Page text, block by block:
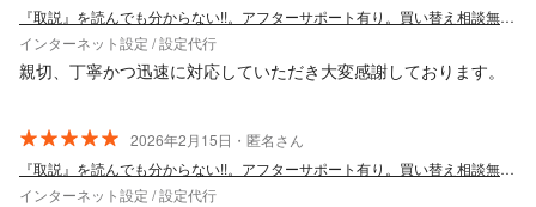
『取説』を読んでも分からない!!。アフターサポート有り。買い替え相談無料。
インターネット設定 / 設定代行
親切、丁寧かつ迅速に対応していただき大変感謝しております。
2026年2月15日・匿名さん
『取説』を読んでも分からない!!。アフターサポート有り。買い替え相談無料。
インターネット設定 / 設定代行